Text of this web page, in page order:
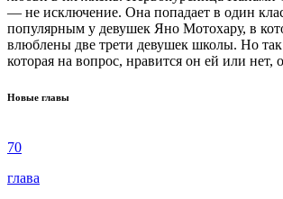
— не исключение. Она попадает в один
популярным у девушек Яно Мотохару, в
влюблены две трети девушек школы. Но
которая на вопрос, нравится он ей или нет,
Новые главы
70
глава